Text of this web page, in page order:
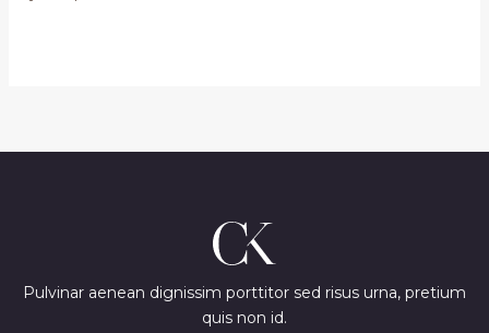
Pulvinar aenean dignissim porttitor sed risus urna, pretium
quis non id.